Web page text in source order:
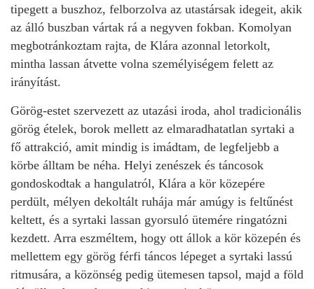
tipegett a buszhoz, felborzolva az utastársak idegeit, akik
az álló buszban vártak rá a negyven fokban. Komolyan
megbotránkoztam rajta, de Klára azonnal letorkolt,
mintha lassan átvette volna személyiségem felett az
irányítást.
Görög-estet szervezett az utazási iroda, ahol tradicionális
görög ételek, borok mellett az elmaradhatatlan syrtaki a
fő attrakció, amit mindig is imádtam, de legfeljebb a
körbe álltam be néha. Helyi zenészek és táncosok
gondoskodtak a hangulatról, Klára a kör közepére
perdült, mélyen dekoltált ruhája már amúgy is feltűnést
keltett, és a syrtaki lassan gyorsuló ütemére ringatózni
kezdett. Arra eszméltem, hogy ott állok a kör közepén és
mellettem egy görög férfi táncos lépeget a syrtaki lassú
ritmusára, a közönség pedig ütemesen tapsol, majd a föld